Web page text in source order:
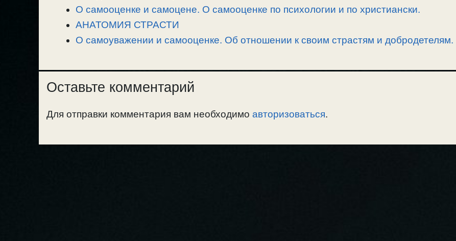
О самооценке и самоцене. О самооценке по психологии и по христиански.
АНАТОМИЯ СТРАСТИ
О самоуважении и самооценке. Об отношении к своим страстям и добродетелям.
Оставьте комментарий
Для отправки комментария вам необходимо авторизоваться.